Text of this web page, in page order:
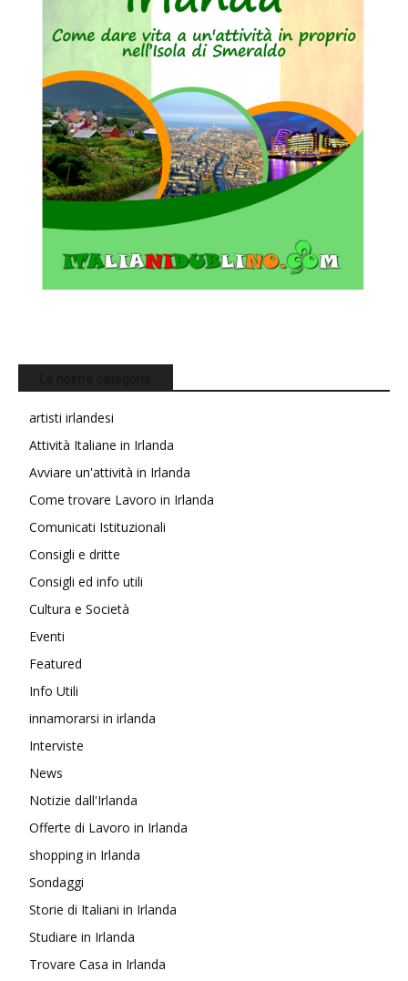
artisti irlandesi
Attività Italiane in Irlanda
Avviare un'attività in Irlanda
Come trovare Lavoro in Irlanda
Comunicati Istituzionali
Consigli e dritte
Consigli ed info utili
Cultura e Società
Eventi
Featured
Info Utili
innamorarsi in irlanda
Interviste
News
Notizie dall'Irlanda
Offerte di Lavoro in Irlanda
shopping in Irlanda
Sondaggi
Storie di Italiani in Irlanda
Studiare in Irlanda
Trovare Casa in Irlanda